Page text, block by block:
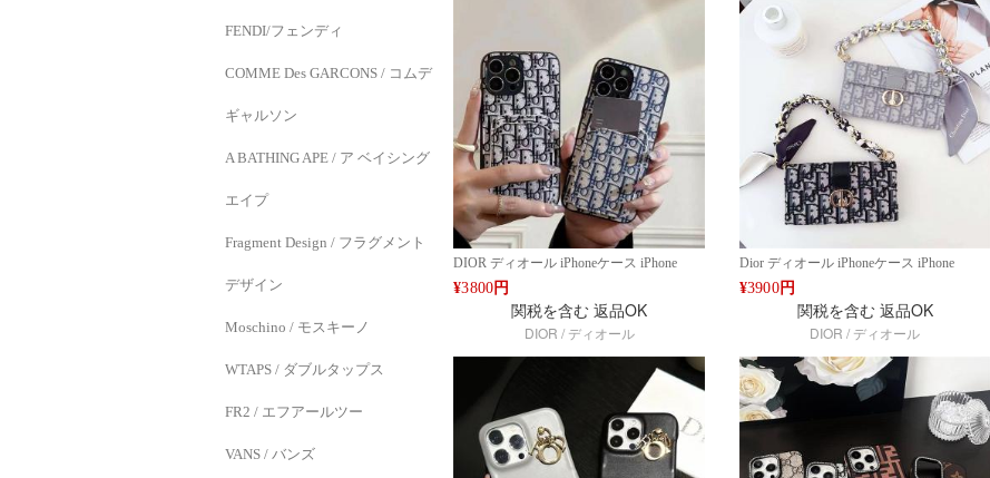
FENDI/フェンディ
COMME Des GARCONS / コムデ
ギャルソン
A BATHING APE / ア ベイシング
エイプ
Fragment Design / フラグメント
デザイン
Moschino / モスキーノ
WTAPS / ダブルタップス
FR2 / エフアールツー
VANS / バンズ
ン Google Pixel 9/8/7シリーズ対応 人気 高
MAX14 PRO MAX 15 16ケース ブランド
アイフォン15 16ケースファッション 全機
種対応
ース ファッションライン デザイン Google
Pixel 9/8/7シリーズ対応 人気 高品質 新作
ファッション IPHONE16 PRO MAX14
PRO MAX 15 16ケース ブランド アイフォ
ン15 16ケースファッション 全機種対応
DIOR ディオール iPhoneケース iPhone
14/15/16 Pro Max対応 モノグラムキャンバ
スケース スタイリッシュデザイン 全機種
対応 Google 7a 8 7pro/ 6pro 6aケース ファ
ッションライン デザイン Google Pixel
ッション IPHONE16 PRO MAX14 PRO
MAX 15 16ケース ブランド アイフォン15
16ケースファッション 全機種対応
¥3800 円
関税を含む 返品OK
DIOR / ディオール
Dior ディオール iPhoneケース iPhone
14/15/16 Pro Max対応 ファッションデザイ
ン クラシックパターン Google 7a 8 7pro/
6pro 6aケース ファッションライン デザイ
ン Google Pixel 9/8/7シリーズ対応 人気 高
MAX14 PRO MAX 15 16ケース ブランド
アイフォン15 16ケースファッション 全機
種対応
¥3900円
関税を含む 返品OK
DIOR / ディオール